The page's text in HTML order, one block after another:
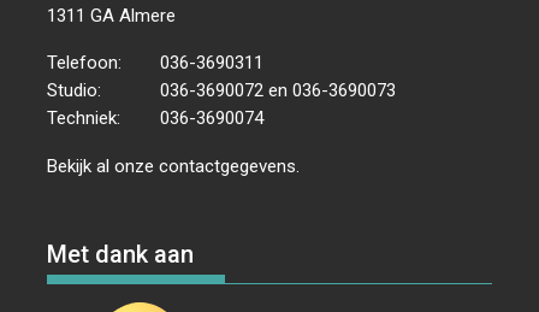
1311 GA Almere
Telefoon:
036-3690311
Studio:
036-3690072 en 036-3690073
Techniek:
036-3690074
Bekijk al onzecontactgegevens
Met dank aan